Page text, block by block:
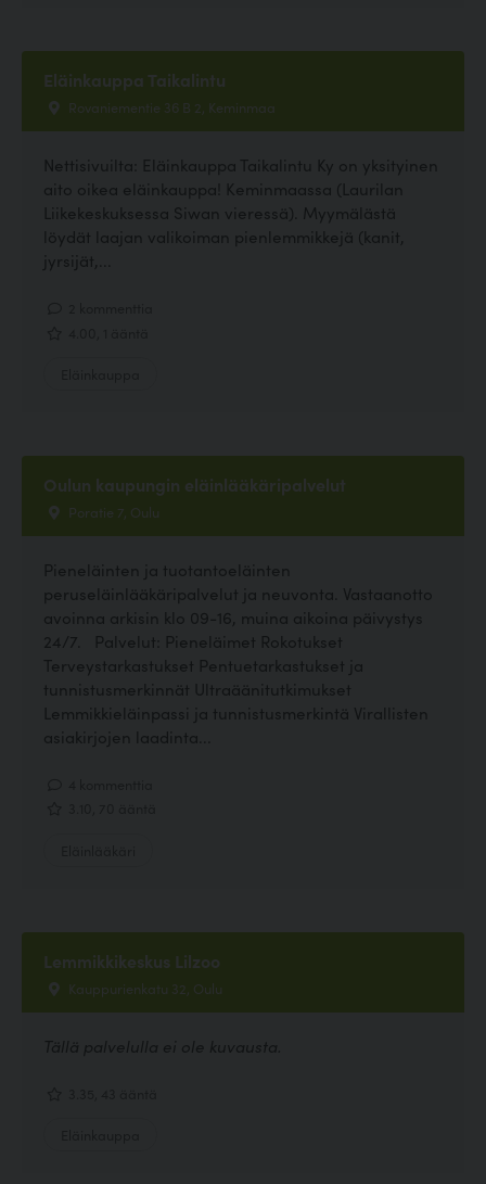
Eläinkauppa Taikalintu
Rovaniementie 36 B 2, Keminmaa
Nettisivuilta: Eläinkauppa Taikalintu Ky on yksityinen
aito oikea eläinkauppa! Keminmaassa (Laurilan
Liikekeskuksessa Siwan vieressä). Myymälästä
löydät laajan valikoiman pienlemmikkejä (kanit,
jyrsijät,...
Oulun kaupungin eläinlääkäripalvelut
Poratie 7, Oulu
Pieneläinten ja tuotantoeläinten
peruseläinlääkäripalvelut ja neuvonta. Vastaanotto
avoinna arkisin klo 09-16, muina aikoina päivystys
24/7. Palvelut: Pieneläimet Rokotukset
Terveystarkastukset Pentuetarkastukset ja
tunnistusmerkinnät Ultraäänitutkimukset
Lemmikkieläinpassi ja tunnistusmerkintä Virallisten
asiakirjojen laadinta...
Lemmikkikeskus Lilzoo
Kauppurienkatu 32, Oulu
Tällä palvelulla ei ole kuvausta.